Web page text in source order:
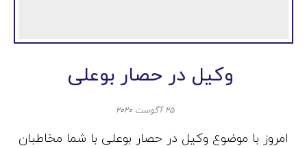
وکیل در حصار بوعلی
۲۵ آگوست ۲۰۲۰
امروز با موضوع وکیل در حصار بوعلی با شما مخاطبان